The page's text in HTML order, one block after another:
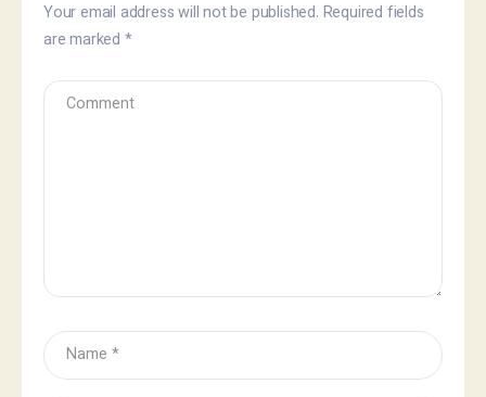
Your email address will not be published. Required fields
are marked *